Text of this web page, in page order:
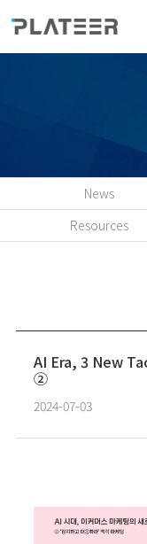
News
Resources
AI Era, 3 New
②
2024-07-03